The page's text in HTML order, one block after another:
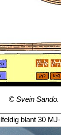
© Svein Sando.
blant 30